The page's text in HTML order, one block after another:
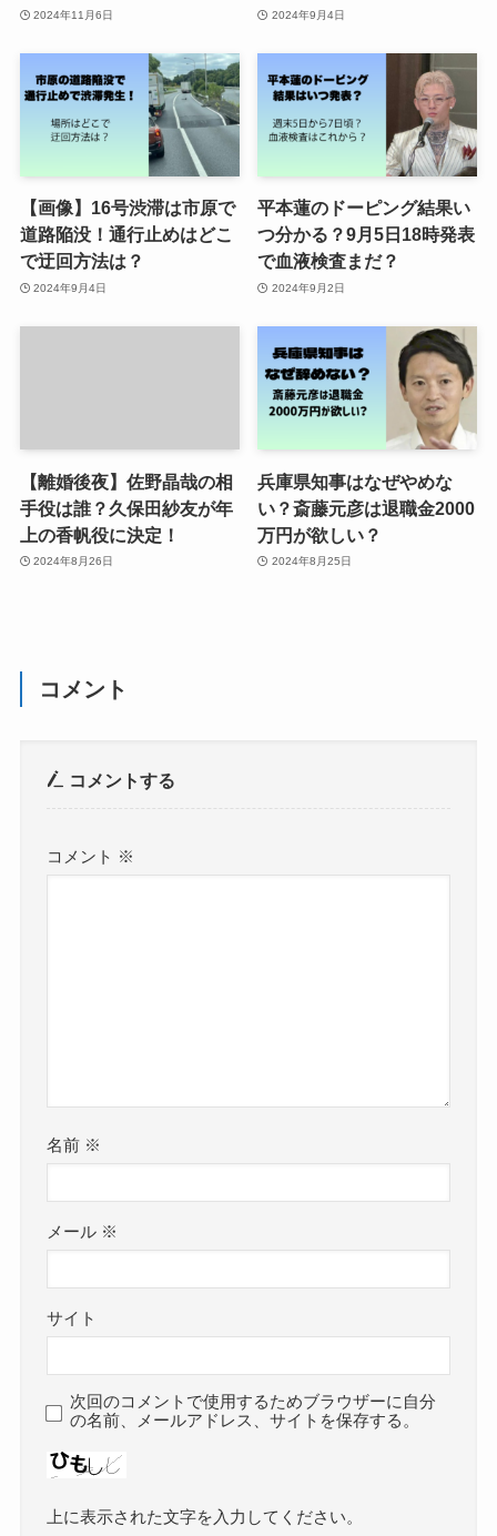
2024年11月6日 2024年9月4日
【画像】16号渋滞は市原で
道路陥没！通行止めはどこ
で迂回方法は？
2024年9月4日
平本蓮のドーピング結果い
つ分かる？9月5日18時発表
で血液検査まだ？
2024年9月2日
【離婚後夜】佐野晶哉の相
手役は誰？久保田紗友が年
上の香帆役に決定！
2024年8月26日
兵庫県知事はなぜやめな
い？斎藤元彦は退職金2000
万円が欲しい？
2024年8月25日
コメント
コメントする
コメント ※
名前 ※
メール ※
サイト
次回のコメントで使用するためブラウザーに自分
の名前、メールアドレス、サイトを保存する。
上に表示された文字を入力してください。